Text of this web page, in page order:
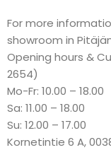
For more
showroom in
Opening hours &
2654)
Mo-Fr: 10.00 – 18.00
Sa: 11.00 – 18.00
Su: 12.00 – 17.00
Kornetintie 6 A,